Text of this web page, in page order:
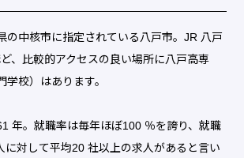
中核市に指定されている八戸市。JR 八戸
、比較的アクセスの良い場所に八戸高専
学校）はあります。
年。就職率は毎年ほぼ100 ％を誇り、就職
に対して平均20 社以上の求人があると言い